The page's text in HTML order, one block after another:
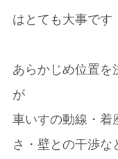
はとても大事です
あらかじめ位置を
が
車いすの動線・着
さ・壁との干渉な